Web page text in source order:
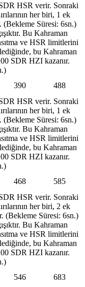
HSR verir. Sonraki
her biri, 1 ek
Süresi: 6sn.)
Bu Kahraman
ve HSR limitlerini
bu Kahraman
SDR HZI kazanır.
390
488
HSR verir. Sonraki
her biri, 1 ek
Süresi: 6sn.)
Bu Kahraman
ve HSR limitlerini
bu Kahraman
SDR HZI kazanır.
468
585
HSR verir. Sonraki
her biri, 2 ek
(Bekleme Süresi: 6sn.)
Bu Kahraman
ve HSR limitlerini
bu Kahraman
SDR HZI kazanır.
546
683